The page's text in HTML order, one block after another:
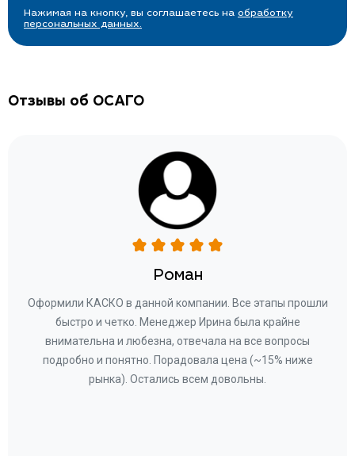
Нажимая на кнопку, вы соглашаетесь на обработку
персональных данных.
Отзывы об ОСАГО
Роман
Оформили КАСКО в данной компании. Все этапы прошли
быстро и четко. Менеджер Ирина была крайне
внимательна и любезна, отвечала на все вопросы
подробно и понятно. Порадовала цена (~15% ниже
рынка). Остались всем довольны.